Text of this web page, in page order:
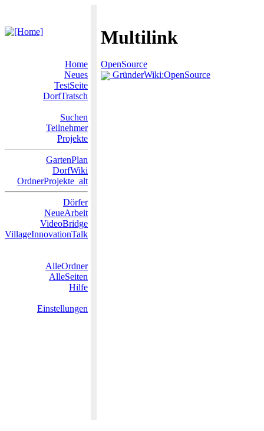
Multilink
Home
Neues
TestSeite
DorfTratsch
Suchen
Teilnehmer
Projekte
GartenPlan
DorfWiki
OrdnerProjekte_alt
Dörfer
NeueArbeit
VideoBridge
VillageInnovationTalk
AlleOrdner
AlleSeiten
Hilfe
Einstellungen
OpenSource
GründerWiki:OpenSource